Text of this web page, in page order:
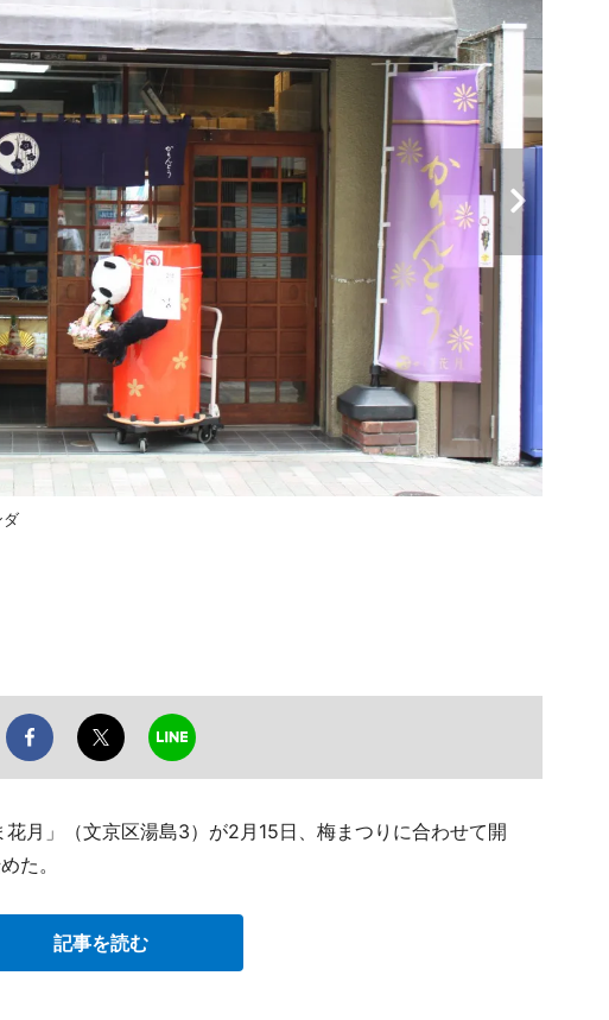
ダ
月」（文京区湯島3）が2月15日、梅まつりに合わせて開
た。
記事を読む